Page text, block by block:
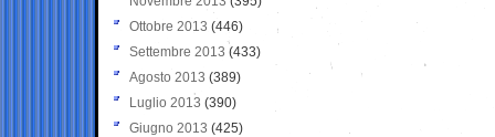
Ottobre 2013 (446)
Settembre 2013 (433)
Agosto 2013 (389)
Luglio 2013 (390)
Giugno 2013 (425)